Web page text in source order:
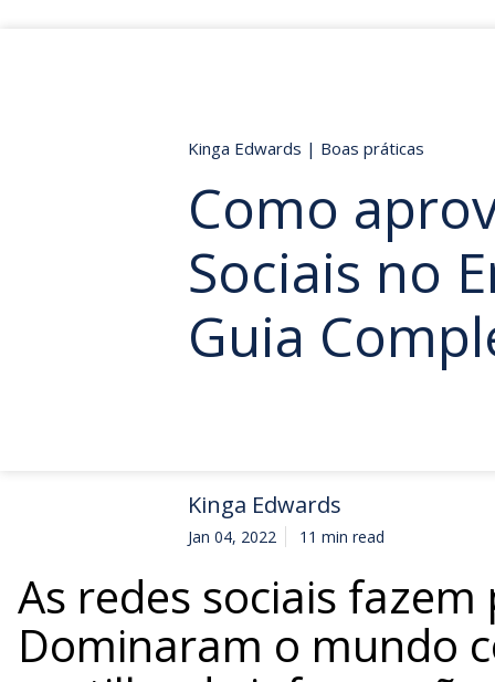
Kinga Edwards | Boas práticas
Como
Sociais no
Guia
Kinga Edwards
Jan 04, 2022 11 min read
As redes sociais
Dominaram o mundo